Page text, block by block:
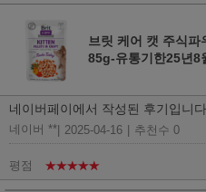
브릿 케어 캣 주식
85g-유통기한25년8
네이버페이에서 작성된 후기입니다.
네이버 ** 2025-04-16 추천수 0
평점 ★★★★★